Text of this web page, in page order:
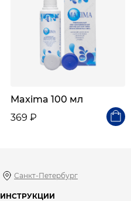
Maxima 100 мл
369 ₽
Санкт-Петербург
ИНСТРУКЦИИ